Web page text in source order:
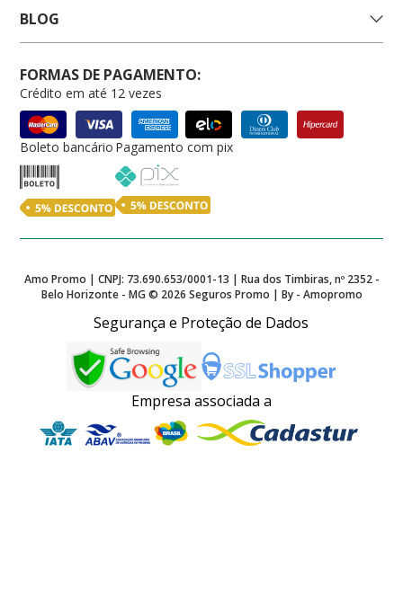
BLOG
FORMAS DE PAGAMENTO:
Crédito em até 12 vezes
Boleto bancário Pagamento com pix
Amo Promo | CNPJ: 73.690.653/0001-13 | Rua dos Timbiras, nº 2352 -
Belo Horizonte - MG © 2026 Seguros Promo | By - Amopromo
Segurança e Proteção de Dados
Empresa associada a